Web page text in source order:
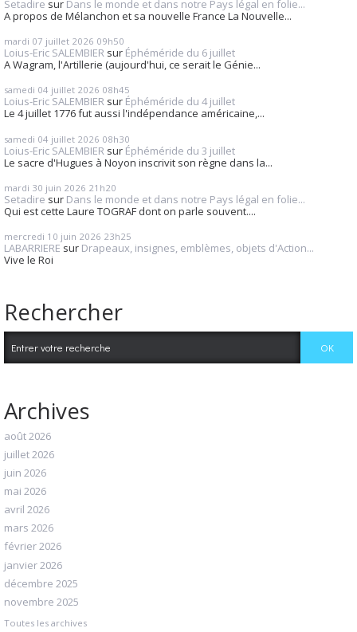
Setadire sur Dans le monde et dans notre Pays légal en folie...
A propos de Mélanchon et sa nouvelle France La Nouvelle...
mardi 07 juillet 2026 09h50
Loius-Eric SALEMBIER sur Éphéméride du 6 juillet
A Wagram, l'Artillerie (aujourd'hui, ce serait le Génie...
samedi 04 juillet 2026 08h45
Loius-Eric SALEMBIER sur Éphéméride du 4 juillet
Le 4 juillet 1776 fut aussi l'indépendance américaine,...
samedi 04 juillet 2026 08h30
Loius-Eric SALEMBIER sur Éphéméride du 3 juillet
Le sacre d'Hugues à Noyon inscrivit son règne dans la...
mardi 30 juin 2026 21h20
Setadire sur Dans le monde et dans notre Pays légal en folie...
Qui est cette Laure TOGRAF dont on parle souvent....
mercredi 10 juin 2026 23h25
LABARRIERE sur Drapeaux, insignes, emblèmes, objets d'Action...
Vive le Roi
Rechercher
Archives
août 2026
juillet 2026
juin 2026
mai 2026
avril 2026
mars 2026
février 2026
janvier 2026
décembre 2025
novembre 2025
Toutes les archives